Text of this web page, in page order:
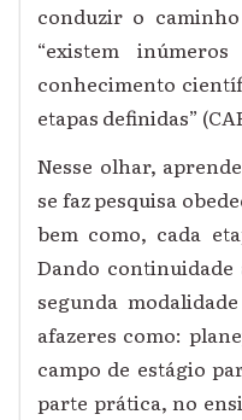
conduzir o
“existem
conhecimento
etapas definidas”
Nesse olhar,
se faz pesquisa
bem como, cada
Dando continuidade
segunda
afazeres como:
campo de estágio
parte prática, no